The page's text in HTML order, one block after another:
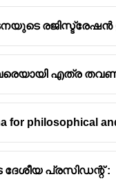
എത്ര തവണ
for philosophical
പ്രസിഡന്റ് :